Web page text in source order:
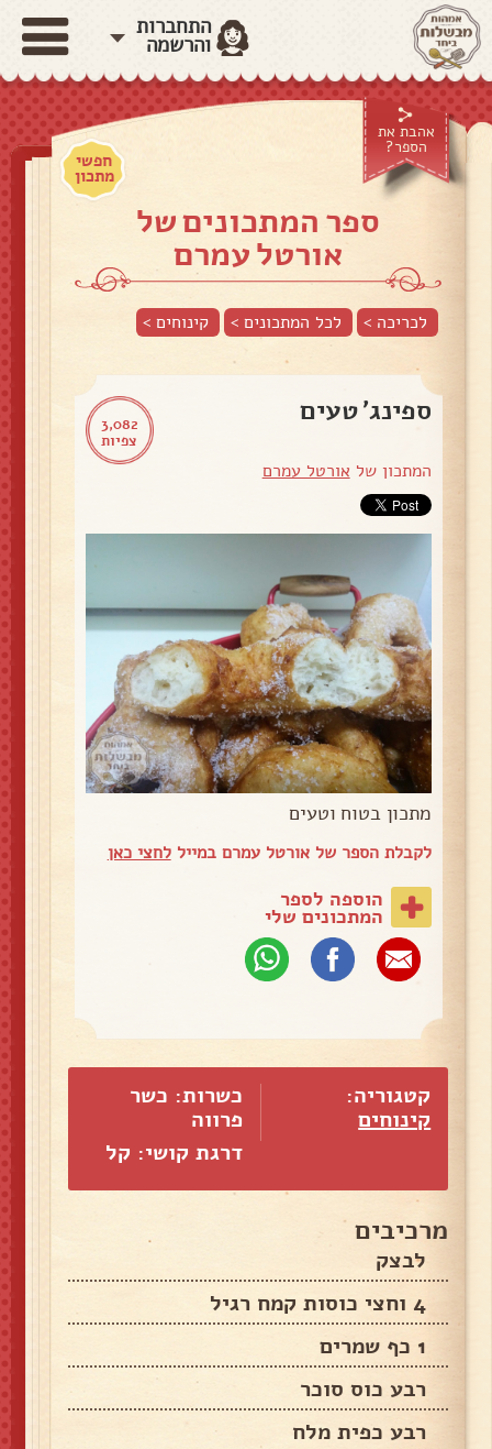
התחברות
והרשמה
אהבת את
הספר?
חפשי
מתכון
ספר המתכונים של
אורטל עמרם
לכריכה > לכל המתכונים > קינוחים>
3,082
צפיות
ספינג' טעים
המתכון של אורטל עמרם
מתכון בטוח וטעים
לקבלת הספר של אורטל עמרם במייללחצי כאן
הוספה לספר
המתכונים שלי
קטגוריה:
קינוחים
כשרות: כשר
פרווה
דרגת קושי: קל
מרכיבים
לבצק
4 וחצי כוסות קמח רגיל
1 כף שמרים
רבע כוס סוכר
רבע כפית מלח